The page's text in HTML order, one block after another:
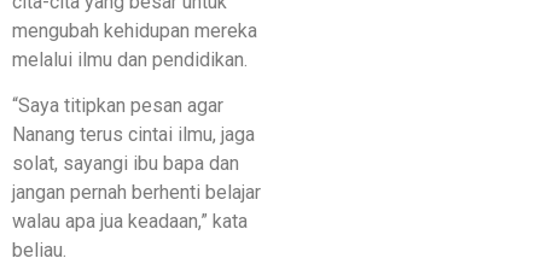
mengubah kehidupan mereka
melalui ilmu dan pendidikan.
“Saya titipkan pesan agar
Nanang terus cintai ilmu, jaga
solat, sayangi ibu bapa dan
jangan pernah berhenti belajar
walau apa jua keadaan,” kata
beliau.